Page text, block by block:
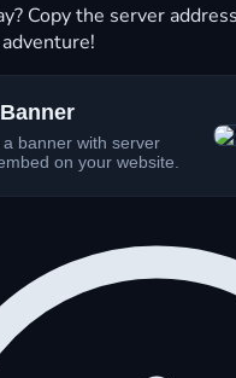
Copy the server
banner with server
on your website.